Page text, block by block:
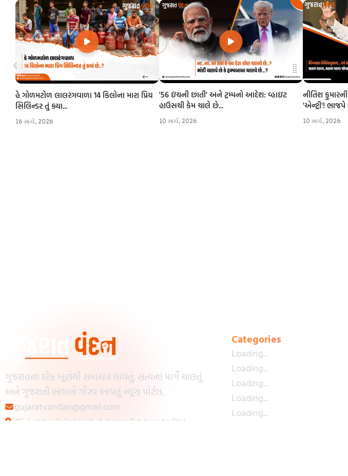
હે ગોળમટોળ લાલરંગવાળા 14 કિલોના મારા પ્રિય
સિલિન્ડર તું ક્યા...
16 માર્ચ, 2026
'56 ઇંચની છાતી' અને ટ્રમ્પનો આદેશ: વ્હાઇટ
હાઉસથી કેમ ચાલે છે...
10 માર્ચ, 2026
નીતિશ
'એન્ટ્રી'!
10 માર્ચ, 2026
ગુજરાતના દરેક ખૂણેથી સમાચાર લાવતું, સત્યના માર્ગે ચાલતું
અને ગુજરાતી ભાષાને ગૌરવ આપતું ન્યૂઝ પોર્ટલ.
gujaratvandan@gmail.com
615, Lobby-2, Sakar-9, Ashram Rd, beside Old
Categories
Loading...
Loading...
Loading...
Loading...
Loading...